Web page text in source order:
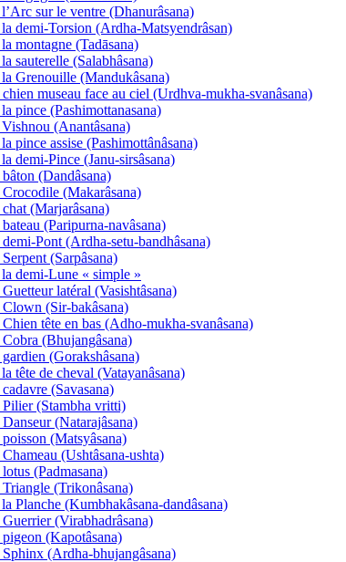
sur le ventre (Dhanurâsana)
demi-Torsion (Ardha-Matsyendrâsan)
montagne (Tadāsana)
sauterelle (Salabhâsana)
Grenouille (Mandukâsana)
museau face au ciel (Urdhva-mukha-svanâsana)
pince (Pashimottanasana)
(Anantâsana)
pince assise (Pashimottânâsana)
demi-Pince (Janu-sirsâsana)
(Dandâsana)
(Makarâsana)
(Marjarâsana)
(Paripurna-navâsana)
Pont (Ardha-setu-bandhâsana)
(Sarpâsana)
demi-Lune « simple »
latéral (Vasishtâsana)
(Sir-bakâsana)
tête en bas (Adho-mukha-svanâsana)
(Bhujangâsana)
(Gorakshâsana)
tête de cheval (Vatayanâsana)
(Savasana)
(Stambha vritti)
(Natarajâsana)
(Matsyâsana)
(Ushtâsana-ushta)
(Padmasana)
(Trikonâsana)
Planche (Kumbhakâsana-dandâsana)
(Virabhadrâsana)
(Kapotâsana)
(Ardha-bhujangâsana)